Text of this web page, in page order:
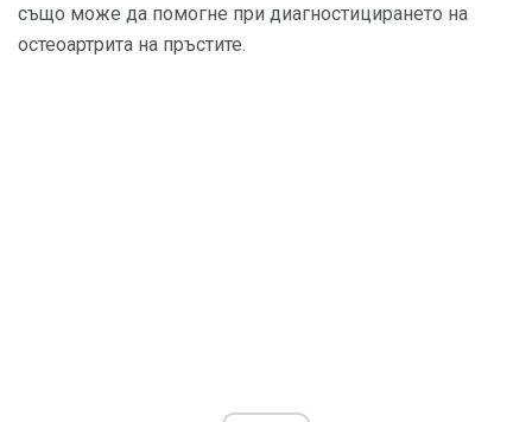
също може да помогне при диагностицирането на
остеоартрита на пръстите.